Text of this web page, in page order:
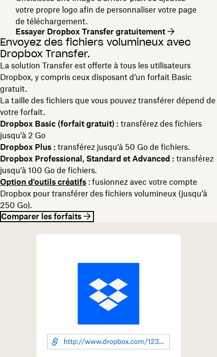
votre propre logo afin de personnaliser votre page
de téléchargement.
Essayer Dropbox Transfer gratuitement
Envoyez des fichiers volumineux avec
Dropbox Transfer.
La solution Transfer est offerte à tous les utilisateurs
Dropbox, y compris ceux disposant d’un forfait Basic
gratuit.
La taille des fichiers que vous pouvez transférer dépend de
votre forfait.
Dropbox Basic (forfait gratuit) : transférez des fichiers
jusqu’à 2 Go
Dropbox Plus : transférez jusqu’à 50 Go de fichiers.
Dropbox Professional, Standard et Advanced : transférez
jusqu’à 100 Go de fichiers.
Option d’outils créatifs : fusionnez avec votre compte
Dropbox pour transférer des fichiers volumineux (jusqu’à
250 Go).
Comparer les forfaits